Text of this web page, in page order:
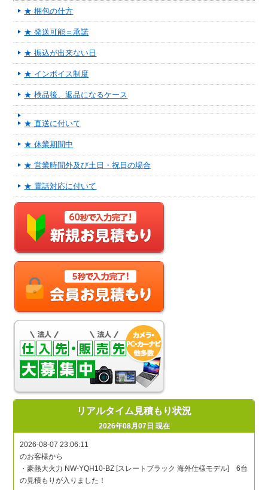
★ 梱包の仕方
★ 発送可能＝承諾
★ 振込が出来ない日
★ インボイス制度
★ 検品後、返品になるケース
★ 直送に付いて
★ 休業期間中
★ 営業時間外及び土日・祝日の場合
★ 電話対応に付いて
リアルタイム見積もり状況
2026年08月07日 現在